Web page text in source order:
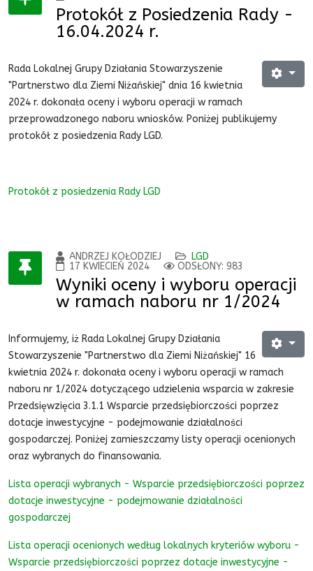
Protokół z Posiedzenia Rady -
16.04.2024 r.
Rada Lokalnej Grupy Działania Stowarzyszenie
"Partnerstwo dla Ziemi Niżańskiej" dnia 16 kwietnia
2024 r. dokonała oceny i wyboru operacji w ramach
przeprowadzonego naboru wniosków. Poniżej publikujemy
protokół z posiedzenia Rady LGD.
Protokół z posiedzenia Rady LGD
ANDRZEJ KOŁODZIEJ
LGD
17 KWIECIEŃ 2024
ODSŁONY: 983
Wyniki oceny i wyboru operacji
w ramach naboru nr 1/2024
Informujemy, iż Rada Lokalnej Grupy Działania
Stowarzyszenie "Partnerstwo dla Ziemi Niżańskiej" 16
kwietnia 2024 r. dokonała oceny i wyboru operacji w ramach
naboru nr 1/2024 dotyczącego udzielenia wsparcia w zakresie
Przedsięwzięcia 3.1.1 Wsparcie przedsiębiorczości poprzez
dotacje inwestycyjne - podejmowanie działalności
gospodarczej. Poniżej zamieszczamy listy operacji ocenionych
oraz wybranych do finansowania.
Lista operacji wybranych - Wsparcie przedsiębiorczości poprzez
dotacje inwestycyjne - podejmowanie działalności
gospodarczej
Lista operacji ocenionych według lokalnych kryteriów wyboru -
Wsparcie przedsiębiorczości poprzez dotacje inwestycyjne -